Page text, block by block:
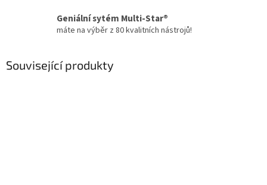
Geniální sytém Multi-Star®
máte na výběr z 80 kvalitních nástrojů!
Související produkty